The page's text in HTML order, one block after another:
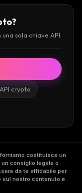
sola chiave API.
crypto
costituisce un
consiglio legale o
da te affidabile per
nostro contenuto è